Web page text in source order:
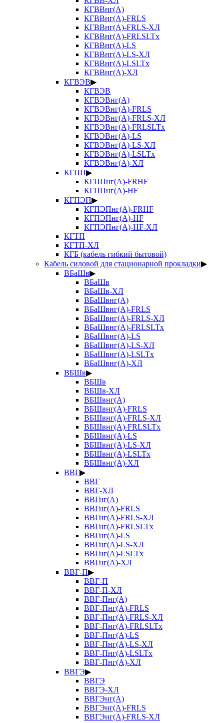
КГВВнг(А)
КГВВнг(А)-FRLS
КГВВнг(А)-FRLS-ХЛ
КГВВнг(А)-FRLSLTx
КГВВнг(А)-LS
КГВВнг(А)-LS-ХЛ
КГВВнг(А)-LSLTx
КГВВнг(А)-ХЛ
КГВЭВ▶
КГВЭВ
КГВЭВнг(А)
КГВЭВнг(А)-FRLS
КГВЭВнг(А)-FRLS-ХЛ
КГВЭВнг(А)-FRLSLTx
КГВЭВнг(А)-LS
КГВЭВнг(А)-LS-ХЛ
КГВЭВнг(А)-LSLTx
КГВЭВнг(А)-ХЛ
КГПП▶
КГППнг(А)-FRHF
КГППнг(А)-HF
КГПЭП▶
КГПЭПнг(А)-FRHF
КГПЭПнг(А)-HF
КГПЭПнг(А)-HF-ХЛ
КГТП
КГТП-ХЛ
КГБ (кабель гибкий бытовой)
Кабель силовой для стационарной прокладки▶
ВБаШв▶
ВБаШв
ВБаШв-ХЛ
ВБаШвнг(А)
ВБаШвнг(А)-FRLS
ВБаШвнг(А)-FRLS-ХЛ
ВБаШвнг(А)-FRLSLTx
ВБаШвнг(А)-LS
ВБаШвнг(А)-LS-ХЛ
ВБаШвнг(А)-LSLTx
ВБаШвнг(А)-ХЛ
ВБШв▶
ВБШв
ВБШв-ХЛ
ВБШвнг(А)
ВБШвнг(А)-FRLS
ВБШвнг(А)-FRLS-ХЛ
ВБШвнг(А)-FRLSLTx
ВБШвнг(А)-LS
ВБШвнг(А)-LS-ХЛ
ВБШвнг(А)-LSLTx
ВБШвнг(А)-ХЛ
ВВГ▶
ВВГ
ВВГ-ХЛ
ВВГнг(А)
ВВГнг(А)-FRLS
ВВГнг(А)-FRLS-ХЛ
ВВГнг(А)-FRLSLTx
ВВГнг(А)-LS
ВВГнг(А)-LS-ХЛ
ВВГнг(А)-LSLTx
ВВГнг(А)-ХЛ
ВВГ-П▶
ВВГ-П
ВВГ-П-ХЛ
ВВГ-Пнг(А)
ВВГ-Пнг(А)-FRLS
ВВГ-Пнг(А)-FRLS-ХЛ
ВВГ-Пнг(А)-FRLSLTx
ВВГ-Пнг(А)-LS
ВВГ-Пнг(А)-LS-ХЛ
ВВГ-Пнг(А)-LSLTx
ВВГ-Пнг(А)-ХЛ
ВВГЭ▶
ВВГЭ
ВВГЭ-ХЛ
ВВГЭнг(А)
ВВГЭнг(А)-FRLS
ВВГЭнг(А)-FRLS-ХЛ